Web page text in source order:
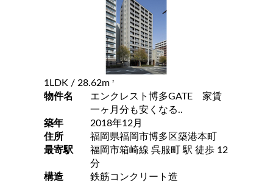
1LDK / 28.62m 2
物件名
エンクレスト博多GATE 家賃
一ヶ月分も安くなる..
築年
2018年12月
住所
福岡県福岡市博多区築港本町
最寄駅
福岡市箱崎線 呉服町 駅 徒歩 12
分
構造
鉄筋コンクリート造